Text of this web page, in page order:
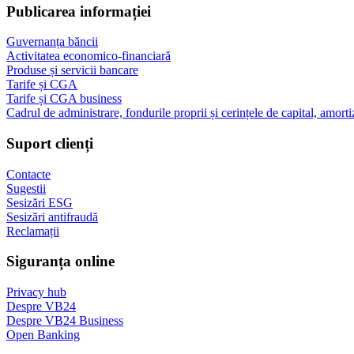
Publicarea informației
Guvernanța băncii
Activitatea economico-financiară
Produse și servicii bancare
Tarife și CGA
Tarife și CGA business
Cadrul de administrare, fondurile proprii și cerințele de capital,
Suport clienți
Contacte
Sugestii
Sesizări ESG
Sesizări antifraudă
Reclamații
Siguranța online
Privacy hub
Despre VB24
Despre VB24 Business
Open Banking